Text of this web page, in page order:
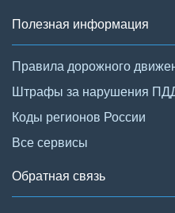
Полезная информация
Правила дорожного
Штрафы за нарушения
Коды регионов России
Все сервисы
Обратная связь